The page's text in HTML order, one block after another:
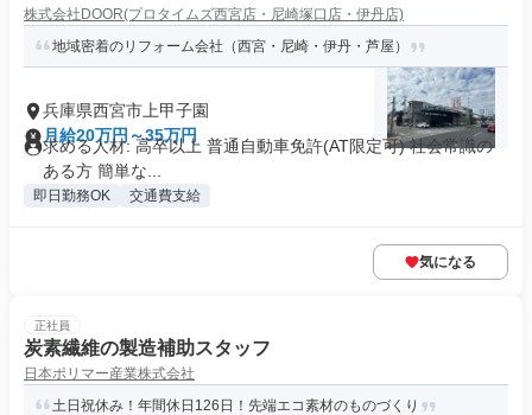
株式会社DOOR(プロタイムズ西宮店・尼崎塚口店・伊丹店)
地域密着のリフォーム会社（西宮・尼崎・伊丹・芦屋）
兵庫県西宮市上甲子園
月給20万円～35万円
求める人材: 高卒以上 普通自動車免許(AT限定可) 社会常識の
ある方 簡単な...
即日勤務OK 交通費支給
気になる
正社員
炭素繊維の製造補助スタッフ
日本ポリマー産業株式会社
土日祝休み！年間休日126日！先端エコ素材のものづくり